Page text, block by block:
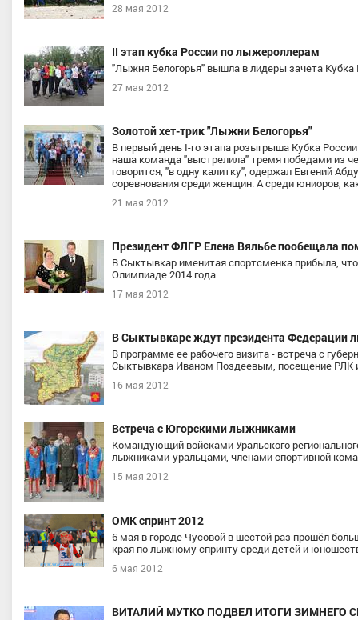
28 мая 2012
II этап кубка России по лыжероллерам
"Лыжня Белогорья" вышла в лидеры зачета Кубка
27 мая 2012
Золотой хет-трик "Лыжни Белогорья"
В первый день I-го этапа розыгрыша Кубка
наша команда "выстрелила" тремя победами из
говорится, "в одну калитку", одержал Евгений
соревнования среди женщин. А среди юниоров,
21 мая 2012
Президент ФЛГР Елена Вяльбе пообещала
В Сыктывкар именитая спортсменка прибыла,
Олимпиаде 2014 года
17 мая 2012
В Сыктывкаре ждут президента Федерации
В программе ее рабочего визита - встреча с
Сыктывкара Иваном Поздеевым, посещение РЛК
16 мая 2012
Встреча с Югорскими лыжниками
Командующий войсками Уральского
лыжниками-уральцами, членами спортивной
15 мая 2012
ОМК спринт 2012
6 мая в городе Чусовой в шестой раз прошёл
края по лыжному спринту среди детей и
6 мая 2012
ВИТАЛИЙ МУТКО ПОДВЕЛ ИТОГИ ЗИМНЕГО